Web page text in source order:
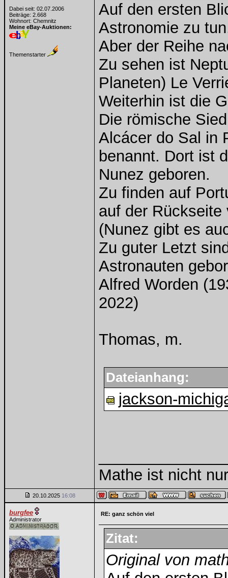
Dabei seit: 02.07.2006
Beiträge: 2.668
Wohnort: Chemnitz
Meine eBay-Auktionen:
Themenstarter
Auf den ersten
Astronomie zu
Aber der Reihe
Zu sehen ist
Planeten) Le
Weiterhin ist die
Die römische
Alcácer do Sal in
benannt. Dort ist
Nunez geboren.
Zu finden auf
auf der Rückseite
(Nunez gibt es
Zu guter Letzt
Astronauten
Alfred Worden
2022)
Thomas, m.
Dateianhang:
jackson-
Mathe ist nicht
20.10.2025 16:08
burgfee
Administrator
RE: ganz schön viel
Zitat:
Original von